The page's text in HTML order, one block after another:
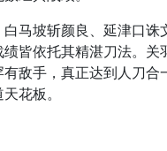
马坡斩颜良、延津口诛
皆依托其精湛刀法。关
敌手，真正达到人刀合
花板。